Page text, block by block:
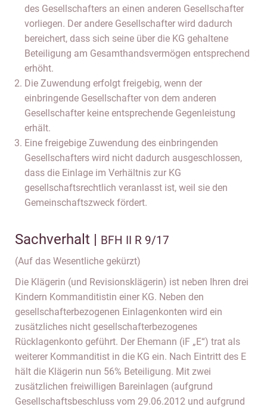
des Gesellschafters an einen anderen Gesellschafter
vorliegen. Der andere Gesellschafter wird dadurch
bereichert, dass sich seine über die KG gehaltene
Beteiligung am Gesamthandsvermögen entsprechend
erhöht.
Die Zuwendung erfolgt freigebig, wenn der
einbringende Gesellschafter von dem anderen
Gesellschafter keine entsprechende Gegenleistung
erhält.
Eine freigebige Zuwendung des einbringenden
Gesellschafters wird nicht dadurch ausgeschlossen,
dass die Einlage im Verhältnis zur KG
gesellschaftsrechtlich veranlasst ist, weil sie den
Gemeinschaftszweck fördert.
Sachverhalt | BFH II R 9/17
(Auf das Wesentliche gekürzt)
Die Klägerin (und Revisionsklägerin) ist neben Ihren drei
Kindern Kommanditistin einer KG. Neben den
gesellschafterbezogenen Einlagenkonten wird ein
zusätzliches nicht gesellschafterbezogenes
Rücklagenkonto geführt. Der Ehemann (iF „E“) trat als
weiterer Kommanditist in die KG ein. Nach Eintritt des E
hält die Klägerin nun 56% Beteiligung. Mit zwei
zusätzlichen freiwilligen Bareinlagen (aufgrund
Gesellschaftsbeschluss vom 29.06.2012 und aufgrund